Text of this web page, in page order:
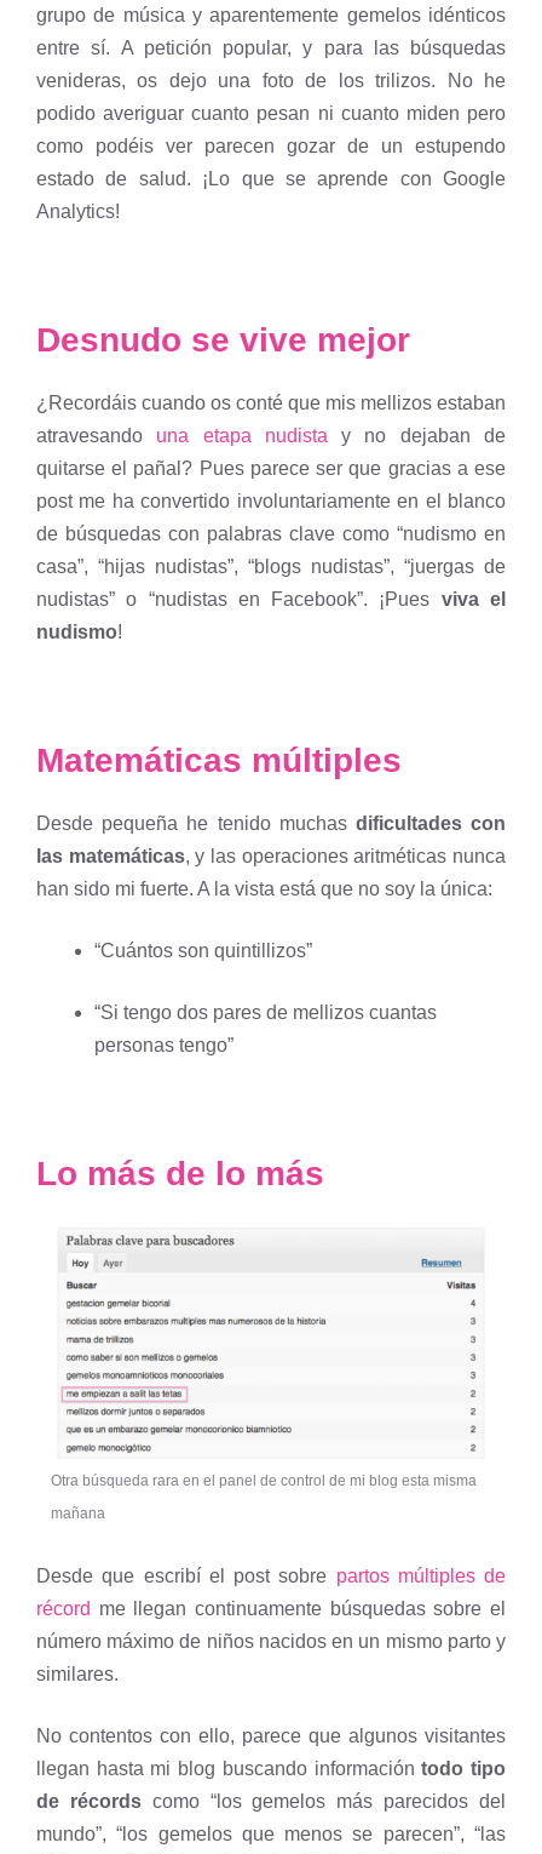
grupo de música y aparentemente gemelos idénticos
entre sí. A petición popular, y para las búsquedas
venideras, os dejo una foto de los trilizos. No he
podido averiguar cuanto pesan ni cuanto miden pero
como podéis ver parecen gozar de un estupendo
estado de salud. ¡Lo que se aprende con Google
Analytics!
Desnudo se vive mejor
¿Recordáis cuando os conté que mis mellizos estaban
atravesando una etapa nudista y no dejaban de
quitarse el pañal? Pues parece ser que gracias a ese
post me ha convertido involuntariamente en el blanco
de búsquedas con palabras clave como “nudismo en
casa”, “hijas nudistas”, “blogs nudistas”, “juergas de
nudistas” o “nudistas en Facebook”. ¡Pues viva el
nudismo!
Matemáticas múltiples
Desde pequeña he tenido muchas dificultades con
las matemáticas, y las operaciones aritméticas nunca
han sido mi fuerte. A la vista está que no soy la única:
“Cuántos son quintillizos”
“Si tengo dos pares de mellizos cuantas
personas tengo”
Lo más de lo más
Otra búsqueda rara en el panel de control de mi blog esta misma
mañana
Desde que escribí el post sobre partos múltiples de
récord me llegan continuamente búsquedas sobre el
número máximo de niños nacidos en un mismo parto y
similares.
No contentos con ello, parece que algunos visitantes
llegan hasta mi blog buscando informacióntodo tipo
de récordscomo “los gemelos más parecidos del
mundo”, “los gemelos que menos se parecen”, “las